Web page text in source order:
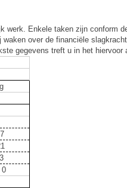
werk. Enkele taken zijn conform
over de financiële
gegevens treft u in het hiervoor